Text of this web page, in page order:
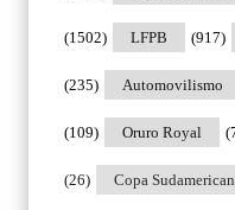
LFPB
(1502) (917)
Automovilismo
(235)
Oruro Royal
(109)
Copa
(26)